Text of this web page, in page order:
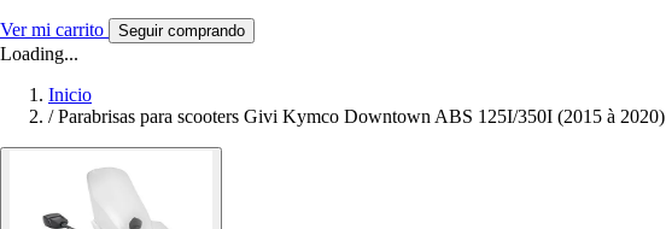
Ver mi carrito Seguir comprando
Loading...
Inicio
/ Parabrisas para scooters Givi Kymco Downtown ABS 125I/350I (2015 à 2020)